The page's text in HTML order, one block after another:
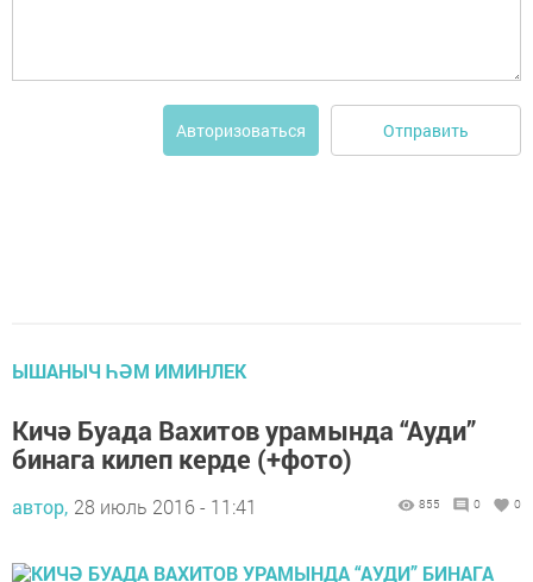
Авторизоваться Отправить
ЫШАНЫЧ ҺӘМ ИМИНЛЕК
Кичә Буада Вахитов урамында “Ауди”
бинага килеп керде (+фото)
автор, 28 июль 2016 - 11:41 855 0 0